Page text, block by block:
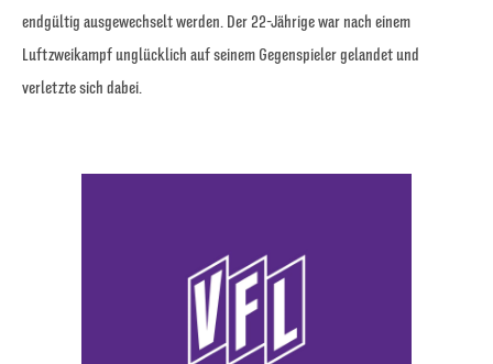
endgültig ausgewechselt werden. Der 22-Jährige war nach einem
Luftzweikampf unglücklich auf seinem Gegenspieler gelandet und
verletzte sich dabei.